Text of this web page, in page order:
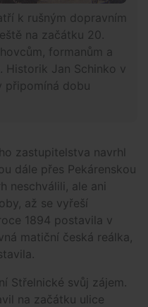
k rušným dopravním
na začátku 20.
formanům a
Historik Jan Schinko v
připomíná dobu
zastupitelstva navrhl
dále přes Pekárenskou
neschválili, ale ani
až se vyřeší
1894 postavila v
matiční česká reálka,
Střelnické svůj zájem.
na začátku ulice